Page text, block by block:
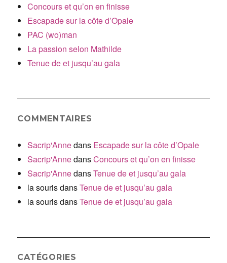
Concours et qu’on en finisse
Escapade sur la côte d’Opale
PAC (wo)man
La passion selon Mathilde
Tenue de et jusqu’au gala
COMMENTAIRES
Sacrip'Annedans Escapade sur la côte d’Opale
Sacrip'AnnedansConcours et qu’on en finisse
Sacrip'AnnedansTenue de et jusqu’au gala
la sourisdansTenue de et jusqu’au gala
la sourisdansTenue de et jusqu’au gala
CATÉGORIES